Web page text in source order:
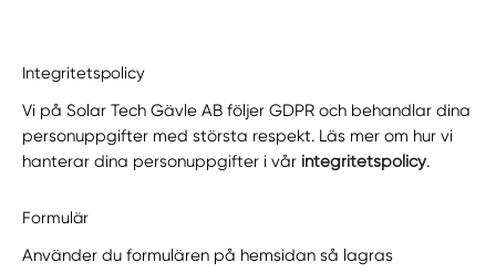
Integritetspolicy
Vi på Solar Tech Gävle AB följer GDPR och behandlar dina
personuppgifter med största respekt. Läs mer om hur vi
hanterar dina personuppgifter i vår integritetspolicy.
Formulär
Använder du formulären på hemsidan så lagras